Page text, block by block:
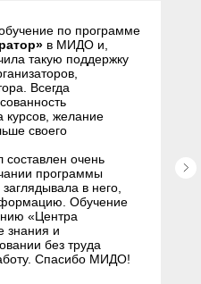
по программе
в МИДО и,
такую поддержку
Всегда
курсов, желание
своего
составлен очень
программы
в него,
Обучение
«Центра
знания и
без труда
Спасибо МИДО!